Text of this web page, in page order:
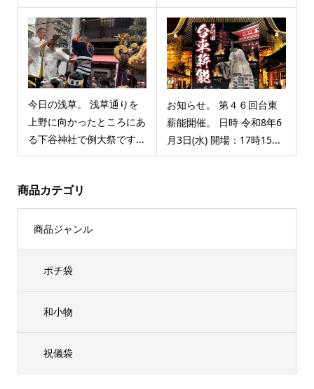
今日の浅草。 浅草通りを
上野に向かったところにあ
る下谷神社で例大祭です...
お知らせ。 第４６回台東
薪能開催。 日時 令和8年6
月3日(水) 開場：17時15...
商品カテゴリ
商品ジャンル
ポチ袋
和小物
祝儀袋